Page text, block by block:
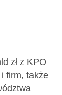
zł z KPO
firm, także